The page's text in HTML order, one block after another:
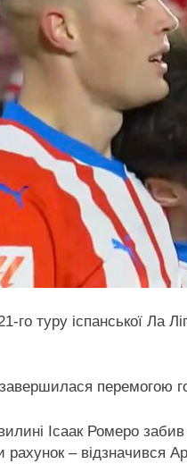
го туру іспанської Ла
завершилася перемогою
Ісаак Ромеро
рахунок – відзначився